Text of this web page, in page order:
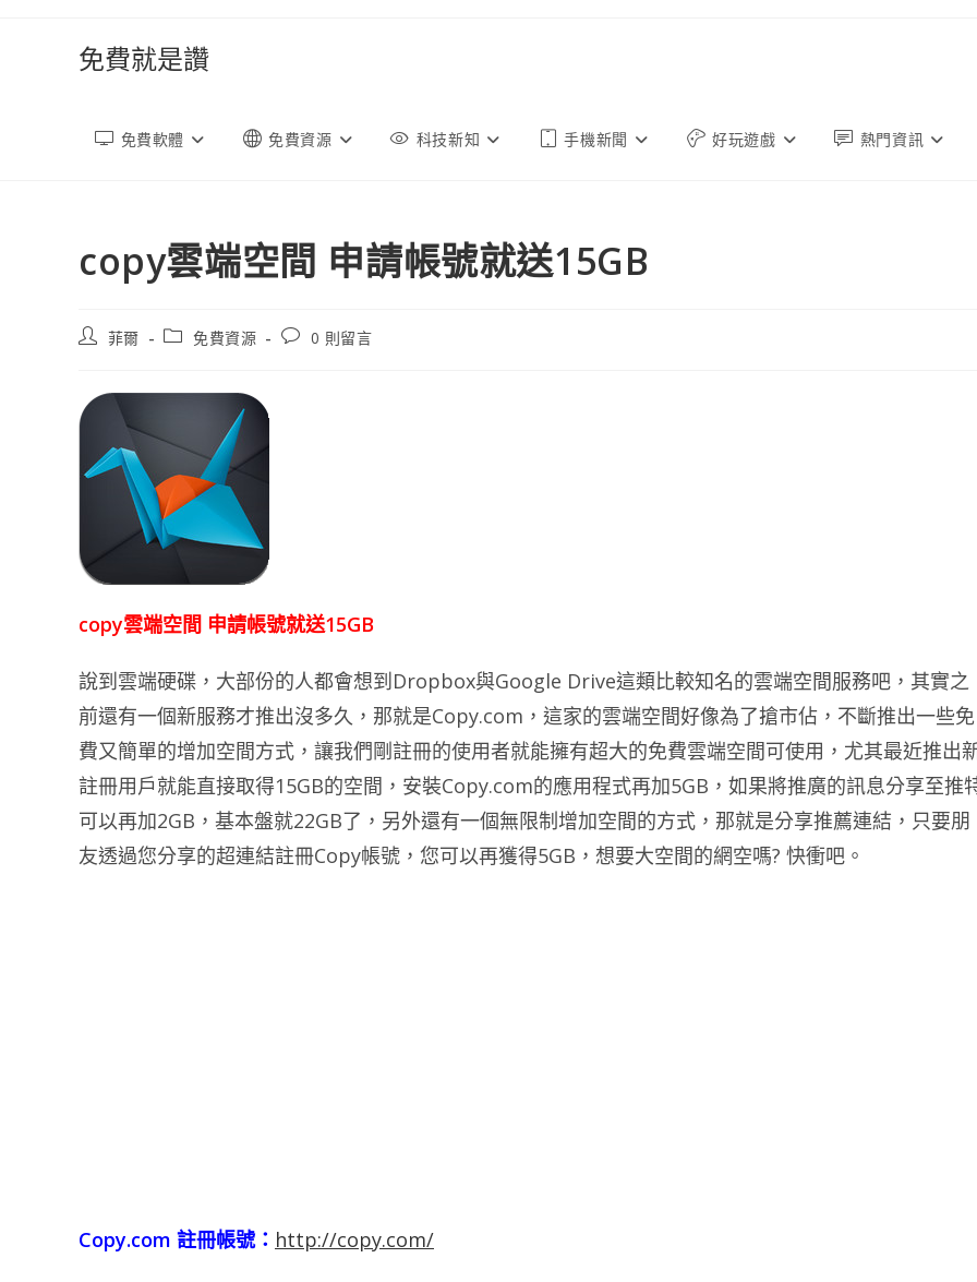
免費就是讚
免費軟體 免費資源 科技新知 手機新聞 好玩遊戲 熱門資訊
copy雲端空間 申請帳號就送15GB
文
者:
菲爾
文
別:
免費資源
文
0 則留言
copy雲端空間 申請帳號就送15GB
說到雲端硬碟，大部份的人都會想到Dropbox與Google Drive這類比較知名的雲端空間服務吧，其實之
前還有一個新服務才推出沒多久，那就是Copy.com，這家的雲端空間好像為了搶市佔，不斷推出一些免
費又簡單的增加空間方式，讓我們剛註冊的使用者就能擁有超大的免費雲端空間可使用，尤其最近推出
註冊用戶就能直接取得15GB的空間，安裝Copy.com的應用程式再加5GB，如果將推廣的訊息分享至推
可以再加2GB，基本盤就22GB了，另外還有一個無限制增加空間的方式，那就是分享推薦連結，只要朋
友透過您分享的超連結註冊Copy帳號，您可以再獲得5GB，想要大空間的網空嗎? 快衝吧。
Copy.com 註冊帳號： http://copy.com/